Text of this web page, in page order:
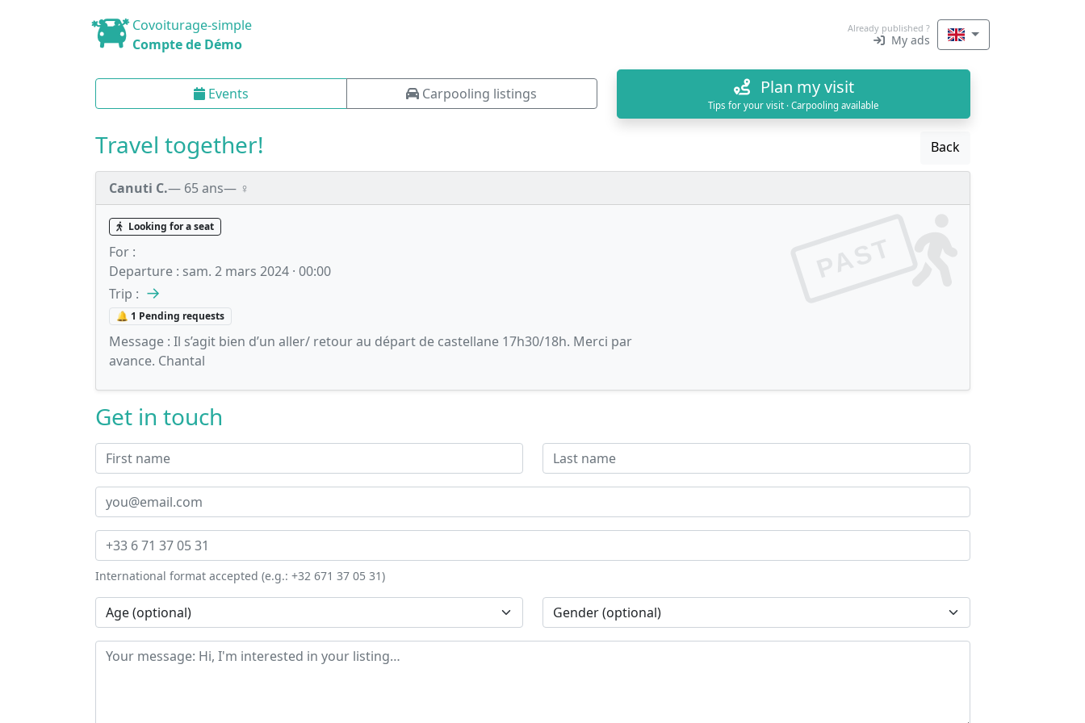
Covoiturage-simple
Compte de Démo
Already published ?
My ads
Events Carpooling listings Plan my visit
Tips for your visit · Carpooling available
Travel together! Back
Canuti C.— 65 ans— ♀️
Looking for a seat
For :
Departure : sam. 2 mars 2024 · 00:00
Trip : →
🔔 1 Pending requests
Message : Il s’agit bien d’un aller/ retour au départ de castellane 17h30/18h. Merci par
avance. Chantal
Get in touch
International format accepted (e.g.: +32 671 37 05 31)